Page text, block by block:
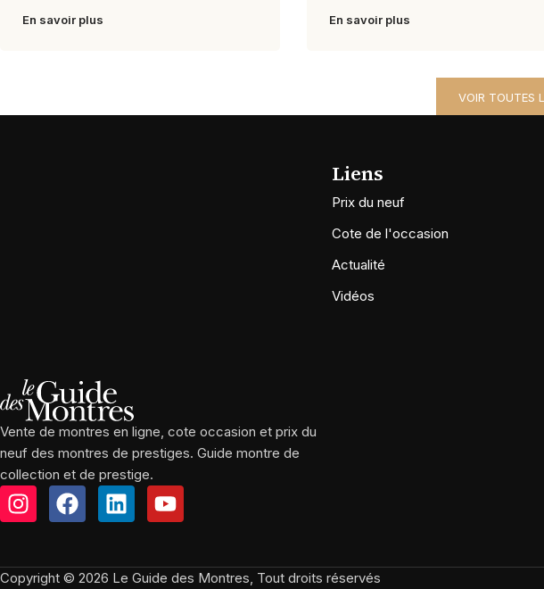
En savoir plus En savoir plus
VOIR TOUTES
Vente de montres en ligne, cote occasion et prix du
neuf des montres de prestiges. Guide montre de
collection et de prestige.
Liens
Prix du neuf
Cote de l'occasion
Actualité
Vidéos
Copyright © 2026 Le Guide des Montres, Tout droits réservés